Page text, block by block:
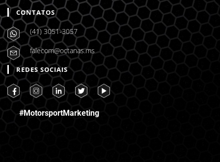
CONTATOS
(41) 3051-3057
falecom@octanas.ms
REDES SOCIAIS
#MotorsportMarketing